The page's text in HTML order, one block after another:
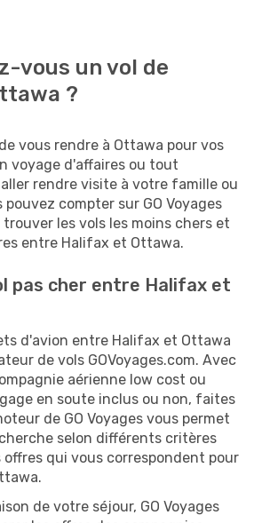
vous un vol de
?
vous rendre à Ottawa pour vos
voyage d'affaires ou tout
rendre visite à votre famille ou
pouvez compter sur GO Voyages
les vols les moins chers et
entre Halifax et Ottawa.
pas cher entre Halifax et
d'avion entre Halifax et Ottawa
de vols GOVoyages.com. Avec
aérienne low cost ou
en soute inclus ou non, faites
de GO Voyages vous permet
selon différents critères
offres qui vous correspondent pour
de votre séjour, GO Voyages